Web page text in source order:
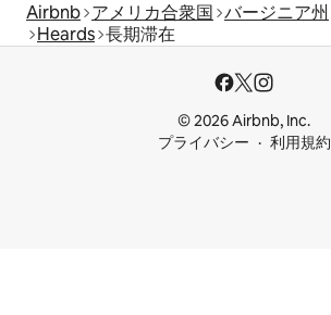
Airbnb アメリカ合衆国 バージニア州
Heards 長期滞在
© 2026 Airbnb, Inc.
プライバシー
利用規約